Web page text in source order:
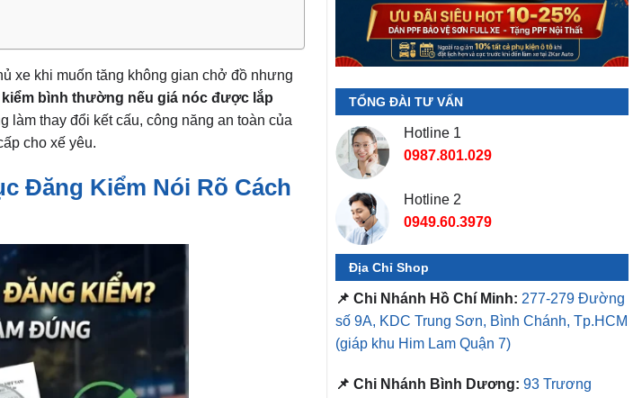
xe khi muốn tăng không gian chở đồ nhưng
bình thường nếu giá nóc được lắp
thay đổi kết cấu, công năng an toàn của
cho xế yêu.
Đăng Kiểm Nói Rõ Cách
TỔNG ĐÀI TƯ VẤN
Hotline 1
0987.801.029
Hotline 2
0949.60.3979
Địa Chỉ Shop
📌 Chi Nhánh Hồ Chí Minh: 277-279 Đường
số 9A, KDC Trung Sơn, Bình Chánh, Tp.HCM
(giáp khu Him Lam Quận 7)
📌 Chi Nhánh Bình Dương: 93 Trương